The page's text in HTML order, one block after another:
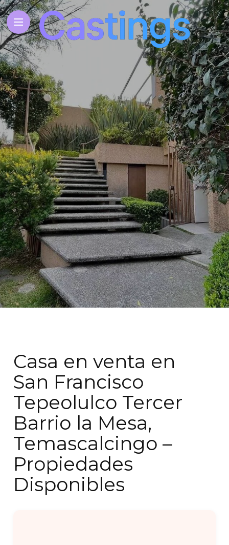
Casa en venta en
San Francisco
Tepeolulco Tercer
Barrio la Mesa,
Temascalcingo –
Propiedades
Disponibles